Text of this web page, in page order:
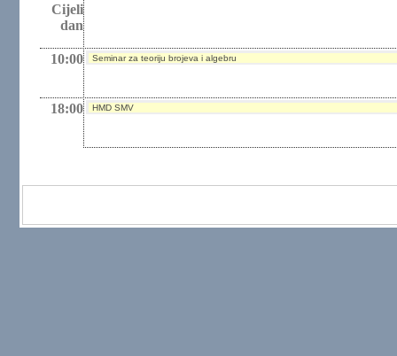
Cijeli
dan
10:00 Seminar za teoriju brojeva i algebru
18:00 HMD SMV